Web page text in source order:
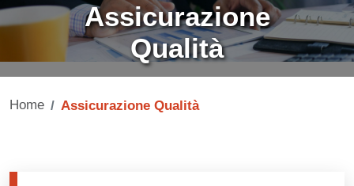
Assicurazione
Qualità
Home Assicurazione Qualità